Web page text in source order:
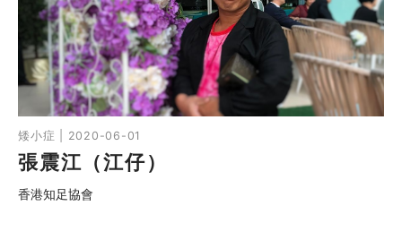
SHO專題
關於我們
媒體報導
矮小症 | 2020-06-01
張震江（江仔）
香港知足協會